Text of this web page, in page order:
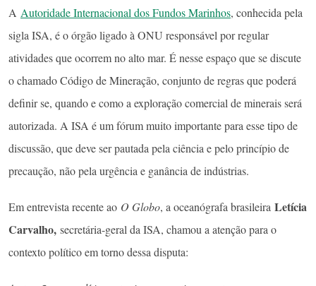
A Autoridade Internacional dos Fundos Marinhos, conhecida pela
sigla ISA, é o órgão ligado à ONU responsável por regular
atividades que ocorrem no alto mar. É nesse espaço que se discute
o chamado Código de Mineração, conjunto de regras que poderá
definir se, quando e como a exploração comercial de minerais será
autorizada. A ISA é um fórum muito importante para esse tipo de
discussão, que deve ser pautada pela ciência e pelo princípio de
precaução, não pela urgência e ganância de indústrias.
Em entrevista recente ao O Globo, a oceanógrafa brasileira Letícia
Carvalho, secretária-geral da ISA, chamou a atenção para o
contexto político em torno dessa disputa: